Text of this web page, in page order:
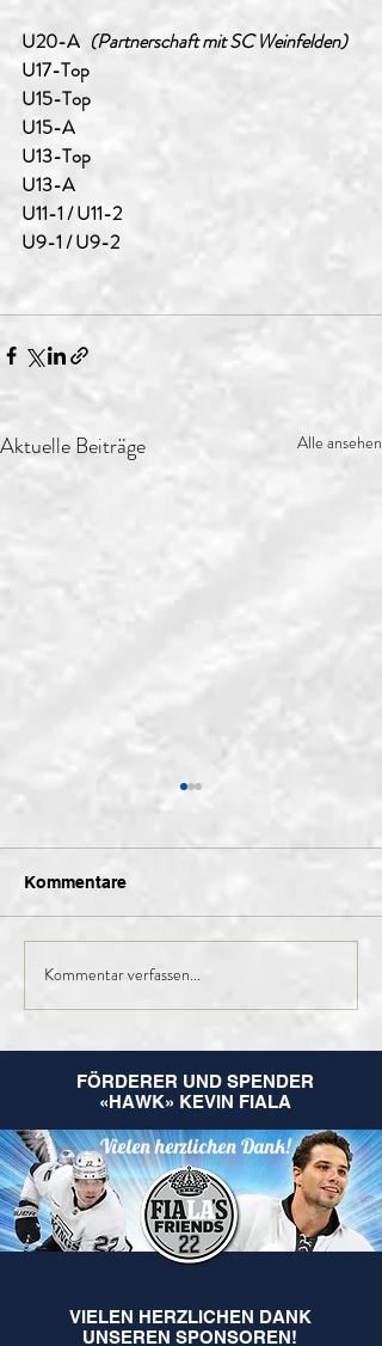
U20-A (Partnerschaft mit SC Weinfelden)
U17-Top
U15-Top
U15-A
U13-Top
U13-A
U11-1 / U11-2
U9-1 / U9-2
Aktuelle Beiträge Alle ansehen
Finales Kader der 1.
Kommentare
Kommentar verfassen...
FÖRDERER UND SPENDER
«HAWK» KEVIN FIALA
Vielen herzlichen Dank!
VIELEN HERZLICHEN DANK
UNSEREN SPONSOREN!